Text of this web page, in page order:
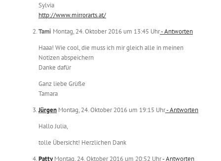
Sylvia
http://www.mirrorarts.at/
Tami Montag, 24. Oktober 2016 um 13:45 Uhr- Antworten
Haaa! Wie cool, die muss ich mir gleich alle in meinen
Notizen abspeichern
Danke dafür
Ganz liebe Grüße
Tamara
Jürgen Montag, 24. Oktober 2016 um 19:15 Uhr- Antworten
Hallo Julia,
tolle Übersicht! Herzlichen Dank
PattyMontag, 24. Oktober 2016 um 20:52 Uhr- Antworten